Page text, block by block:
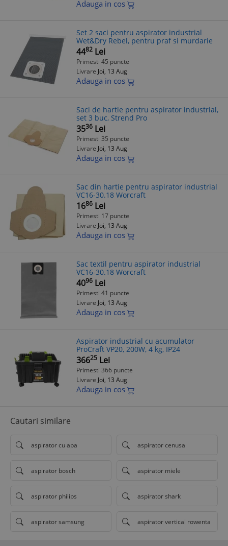
Adauga in cos
Set 2 saci pentru aspirator industrial
Wet&Dry Rebel, pentru praf si murdarie
4482 Lei
Primesti 45 puncte
Livrare Joi, 13 Aug
Adauga in cos
Saci de hartie pentru aspirator industrial,
set 3 buc, Strend Pro
3536 Lei
Primesti 35 puncte
Livrare Joi, 13 Aug
Adauga in cos
Sac din hartie pentru aspirator industrial
VC16-30.18 Worcraft
1686 Lei
Primesti 17 puncte
Livrare Joi, 13 Aug
Adauga in cos
Sac textil pentru aspirator industrial
VC16-30.18 Worcraft
4096 Lei
Primesti 41 puncte
Livrare Joi, 13 Aug
Adauga in cos
Aspirator industrial cu acumulator
ProCraft VP20, 200W, 4 kg, IP24
36625 Lei
Primesti 366 puncte
Livrare Joi, 13 Aug
Adauga in cos
Cautari similare
aspirator cu apa aspirator cenusa
aspirator bosch aspirator miele
aspirator philips aspirator shark
aspirator samsung aspirator vertical rowenta